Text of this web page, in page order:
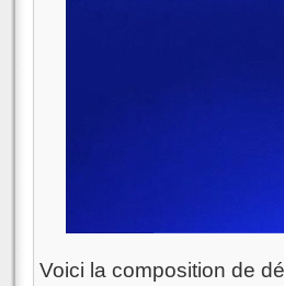
Voici la composition de